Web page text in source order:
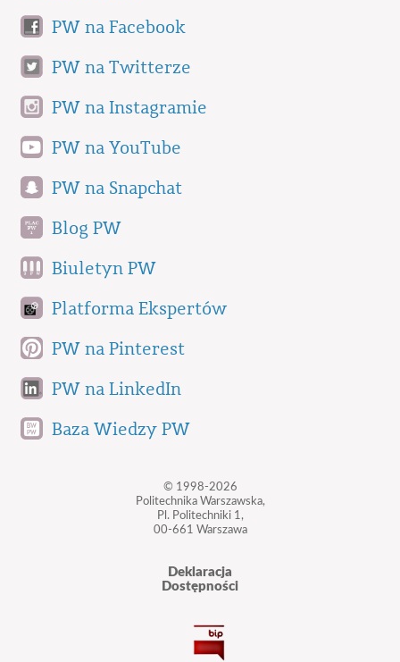
PW na Facebook
PW na Twitterze
PW na Instagramie
PW na YouTube
PW na Snapchat
Blog PW
Biuletyn PW
Platforma Ekspertów
PW na Pinterest
PW na LinkedIn
Baza Wiedzy PW
© 1998-2026
Politechnika Warszawska,
Pl. Politechniki 1,
00-661 Warszawa
Deklaracja
Dostępności